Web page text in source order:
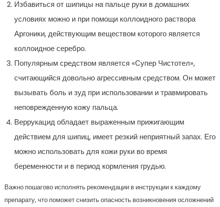
Избавиться от шипицы на пальце руки в домашних
условиях можно и при помощи коллоидного раствора
Аргоники, действующим веществом которого является
коллоидное серебро.
Популярным средством является «Супер Чистотел»,
считающийся довольно агрессивным средством. Он может
вызывать боль и зуд при использовании и травмировать
неповрежденную кожу пальца.
Веррукацид обладает выраженным прижигающим
действием для шипиц, имеет резкий неприятный запах. Его
можно использовать для кожи руки во время
беременности и в период кормления грудью.
Важно пошагово исполнять рекомендации в инструкции к каждому
препарату, что поможет снизить опасность возникновения осложнений